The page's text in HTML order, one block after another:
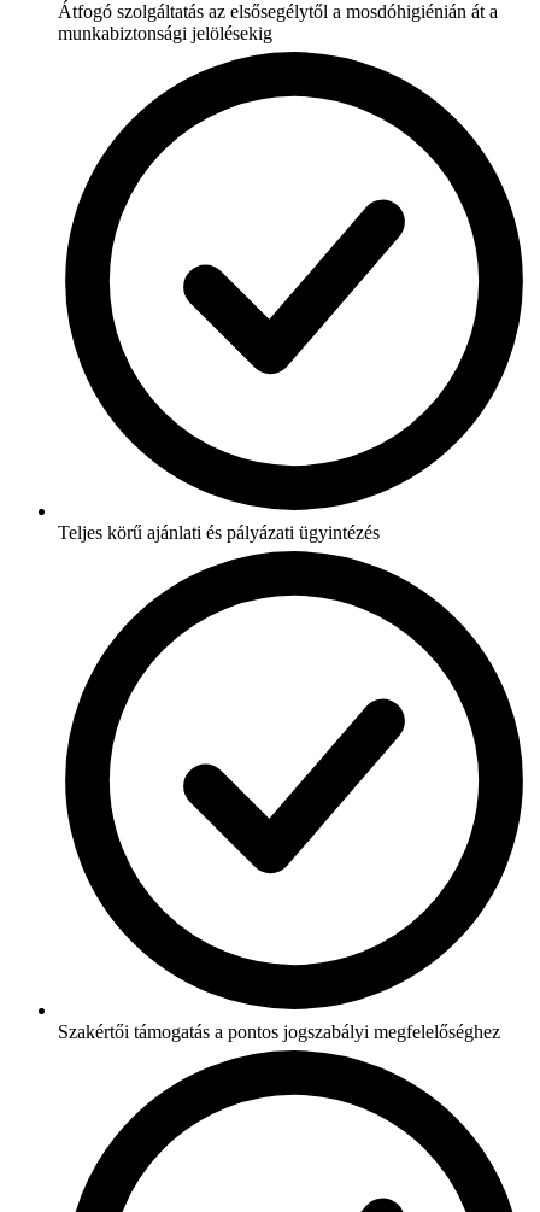
Átfogó szolgáltatás az elsősegélytől a mosdóhigiénián át a
munkabiztonsági jelölésekig
Teljes körű ajánlati és pályázati ügyintézés
Szakértői támogatás a pontos jogszabályi megfelelőséghez